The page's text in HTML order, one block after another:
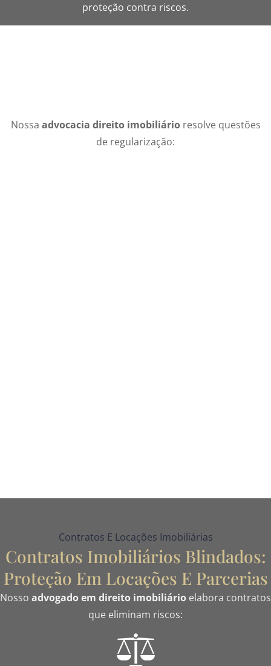
proteção contra riscos.
Nossa advocacia direito imobiliárioresolve questões
de regularização:
Contratos E Locações Imobiliárias
Contratos Imobiliários Blindados:
Proteção Em Locações E Parcerias
Nosso advogado em direito imobiliário elabora contratos
que eliminam riscos: